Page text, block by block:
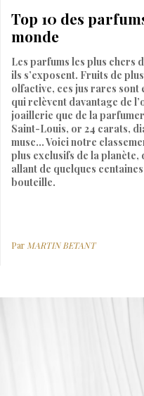
Top 10 des
monde
Les parfums les plus chers
ils s’exposent. Fruits de
olfactive, ces jus rares sont
qui relèvent davantage de
joaillerie que de la
Saint-Louis, or 24 carats,
musc… Voici notre
plus exclusifs de la planète,
allant de quelques
bouteille.
Par MARTIN BETANT